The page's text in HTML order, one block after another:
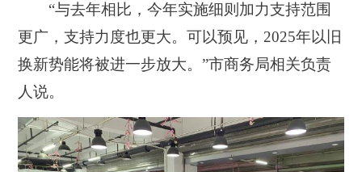
“与去年相比，今年实施细则加力支持范围
更广，支持力度也更大。可以预见，2025年以旧
换新势能将被进一步放大。”市商务局相关负责
人说。